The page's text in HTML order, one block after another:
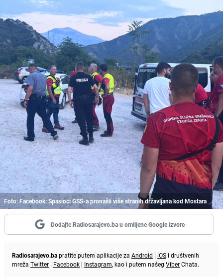
Foto: Facebook: Spasioci GSS-a pronašli više stranih državljana kod Mostara
Dodajte Radiosarajevo.ba u omiljene Google izvore
Radiosarajevo.bapratite putem aplikacije za Android | iOS i društvenih
mreža Twitter | Facebook | Instagram, kao i putem našeg ViberChata.